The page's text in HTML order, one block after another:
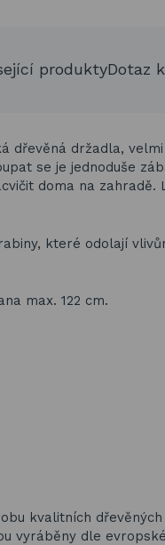
produktyDotaz
dřevěná držadla,
se je jednoduše
doma na
které odolají
max. 122 cm.
kvalitních
vyráběny dle